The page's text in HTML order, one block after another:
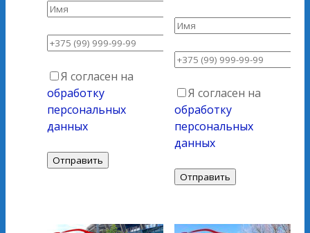
Я согласен на
обработку
персональных
данных
Я согласен на
обработку
персональных
данных